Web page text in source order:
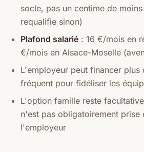
socle, pas un centime de moins
requalifie sinon)
Plafond salarié : 16 €/mois en
€/mois en Alsace-Moselle
L'employeur peut financer
fréquent pour fidéliser les
L'option famille reste
n'est pas obligatoirement prise
l'employeur